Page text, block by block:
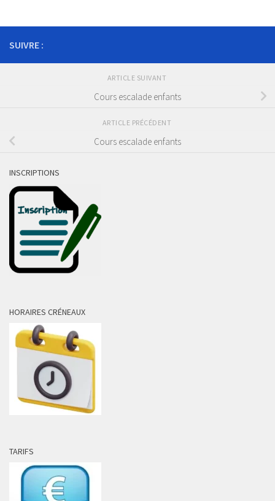
SUIVRE :
ARTICLE SUIVANT
Cours escalade enfants
ARTICLE PRÉCÉDENT
Cours escalade enfants
INSCRIPTIONS
HORAIRES CRÉNEAUX
TARIFS